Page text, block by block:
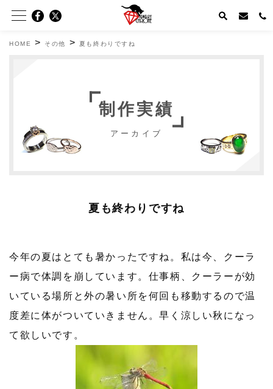
HOME > その他 > 夏も終わりですね
制作実績
アーカイブ
夏も終わりですね
今年の夏はとても暑かったですね。私は今、クーラ
ー病で体調を崩しています。仕事柄、クーラーが効
いている場所と外の暑い所を何回も移動するので温
度差に体がついていきません。早く涼しい秋になっ
て欲しいです。